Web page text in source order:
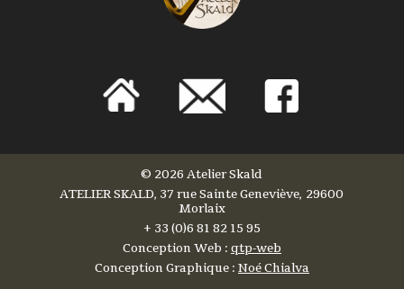
© 2026 Atelier Skald
ATELIER SKALD, 37 rue Sainte Geneviève, 29600
Morlaix
+ 33 (0)6 81 82 15 95
Conception Web : qtp-web
Conception Graphique : Noé Chialva